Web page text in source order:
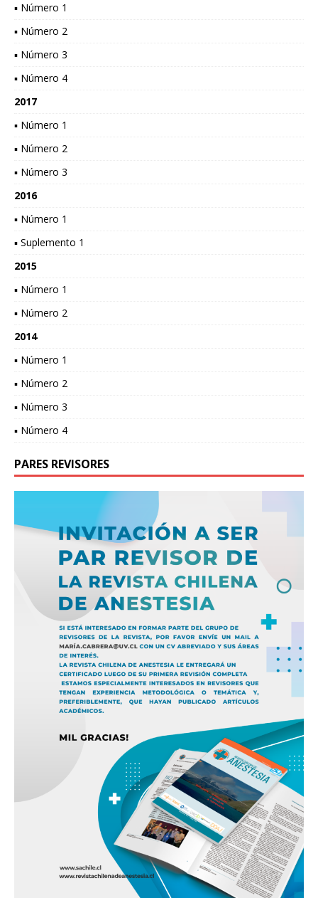
▪ Número 1
▪ Número 2
▪ Número 3
▪ Número 4
2017
▪ Número 1
▪ Número 2
▪ Número 3
2016
▪ Número 1
▪ Suplemento 1
2015
▪ Número 1
▪ Número 2
2014
▪ Número 1
▪ Número 2
▪ Número 3
▪ Número 4
PARES REVISORES